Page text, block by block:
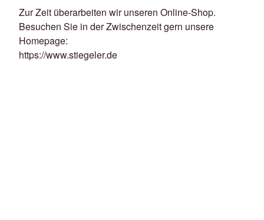
Zur Zeit überarbeiten wir unseren Online-Shop.
Besuchen Sie in der Zwischenzeit gern unsere
Homepage:
https://www.stiegeler.de